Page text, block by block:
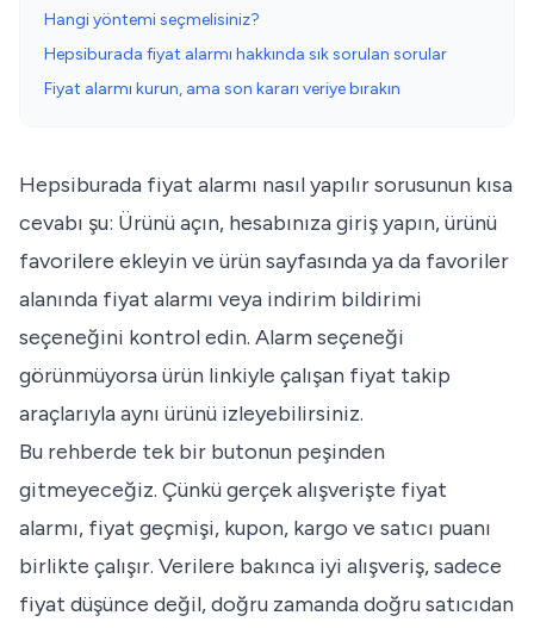
Hangi yöntemi seçmelisiniz?
Hepsiburada fiyat alarmı hakkında sık sorulan sorular
Fiyat alarmı kurun, ama son kararı veriye bırakın
Hepsiburada fiyat alarmı nasıl yapılır sorusunun kısa
cevabı şu: Ürünü açın, hesabınıza giriş yapın, ürünü
favorilere ekleyin ve ürün sayfasında ya da favoriler
alanında fiyat alarmı veya indirim bildirimi
seçeneğini kontrol edin. Alarm seçeneği
görünmüyorsa ürün linkiyle çalışan fiyat takip
araçlarıyla aynı ürünü izleyebilirsiniz.
Bu rehberde tek bir butonun peşinden
gitmeyeceğiz. Çünkü gerçek alışverişte fiyat
alarmı, fiyat geçmişi, kupon, kargo ve satıcı puanı
birlikte çalışır. Verilere bakınca iyi alışveriş, sadece
fiyat düşünce değil, doğru zamanda doğru satıcıdan